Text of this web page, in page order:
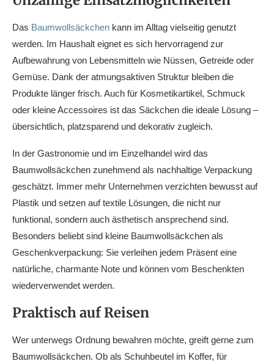
Das Baumwollsäckchen kann im Alltag vielseitig genutzt
werden. Im Haushalt eignet es sich hervorragend zur
Aufbewahrung von Lebensmitteln wie Nüssen, Getreide oder
Gemüse. Dank der atmungsaktiven Struktur bleiben die
Produkte länger frisch. Auch für Kosmetikartikel, Schmuck
oder kleine Accessoires ist das Säckchen die ideale Lösung –
übersichtlich, platzsparend und dekorativ zugleich.
In der Gastronomie und im Einzelhandel wird das
Baumwollsäckchen zunehmend als nachhaltige Verpackung
geschätzt. Immer mehr Unternehmen verzichten bewusst auf
Plastik und setzen auf textile Lösungen, die nicht nur
funktional, sondern auch ästhetisch ansprechend sind.
Besonders beliebt sind kleine Baumwollsäckchen als
Geschenkverpackung: Sie verleihen jedem Präsent eine
natürliche, charmante Note und können vom Beschenkten
wiederverwendet werden.
Praktisch auf Reisen
Wer unterwegs Ordnung bewahren möchte, greift gerne zum
Baumwollsäckchen. Ob als Schuhbeutel im Koffer, für